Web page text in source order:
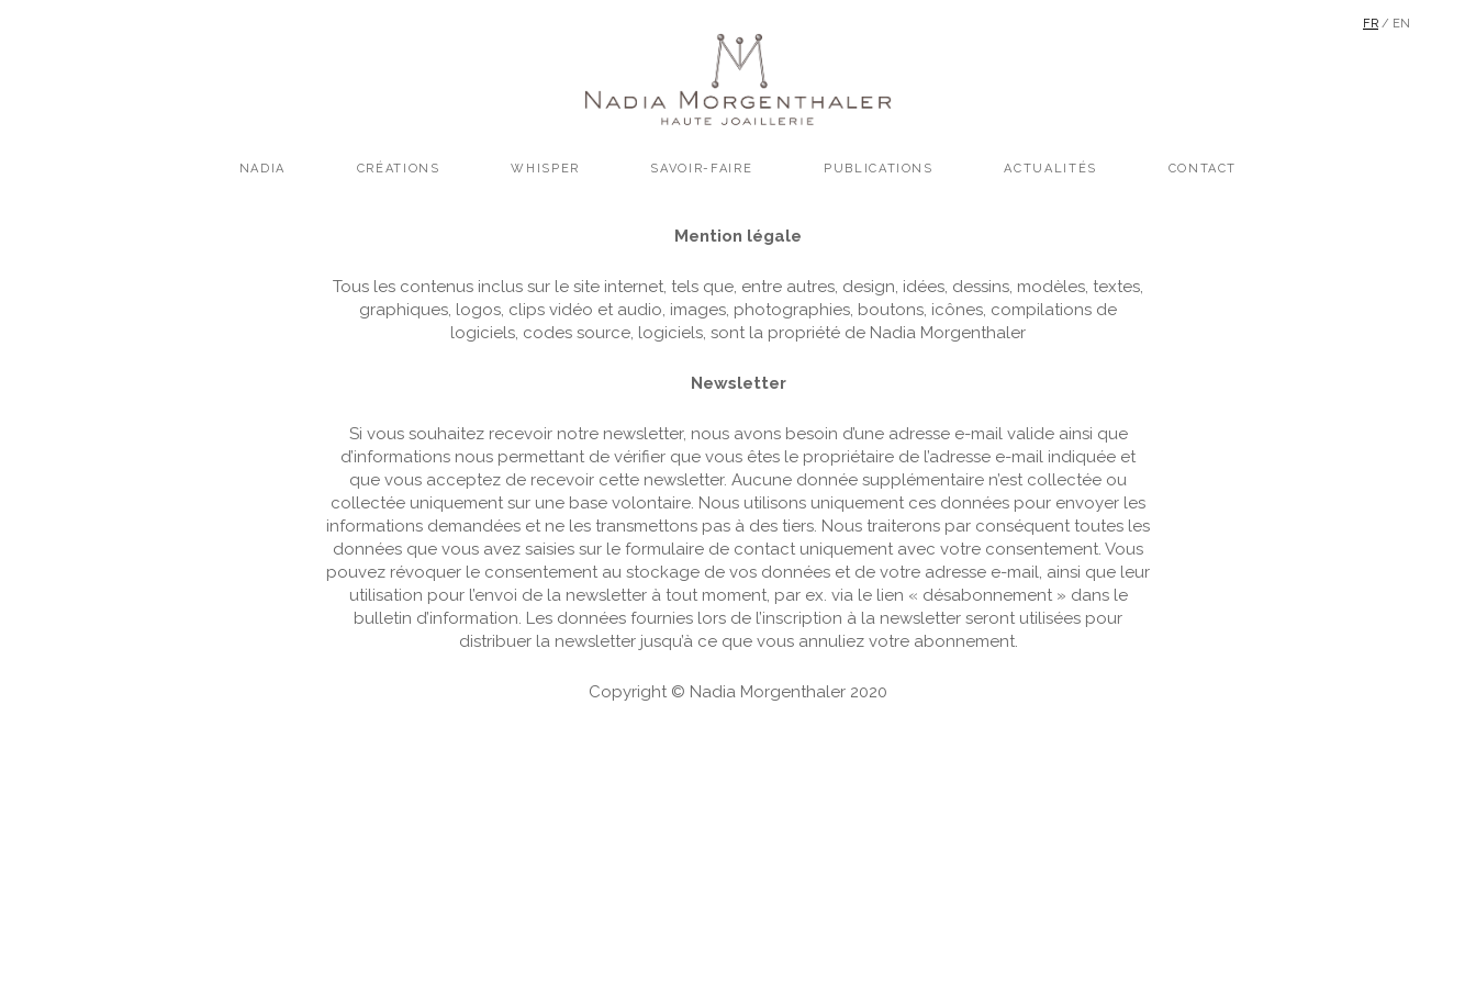
FR / EN
NADIA CRÉATIONS WHISPER SAVOIR-FAIRE PUBLICATIONS ACTUALITÉS CONTACT
Mention légale
Tous les contenus inclus sur le site internet, tels que, entre autres, design, idées, dessins, modèles, textes,
graphiques, logos, clips vidéo et audio, images, photographies, boutons, icônes, compilations de
logiciels, codes source, logiciels, sont la propriété de Nadia Morgenthaler
Newsletter
Si vous souhaitez recevoir notre newsletter, nous avons besoin d’une adresse e-mail valide ainsi que
d’informations nous permettant de vérifier que vous êtes le propriétaire de l’adresse e-mail indiquée et
que vous acceptez de recevoir cette newsletter. Aucune donnée supplémentaire n’est collectée ou
collectée uniquement sur une base volontaire. Nous utilisons uniquement ces données pour envoyer les
informations demandées et ne les transmettons pas à des tiers. Nous traiterons par conséquent toutes les
données que vous avez saisies sur le formulaire de contact uniquement avec votre consentement. Vous
pouvez révoquer le consentement au stockage de vos données et de votre adresse e-mail, ainsi que leur
utilisation pour l’envoi de la newsletter à tout moment, par ex. via le lien « désabonnement » dans le
bulletin d’information. Les données fournies lors de l’inscription à la newsletter seront utilisées pour
distribuer la newsletter jusqu’à ce que vous annuliez votre abonnement.
Copyright © Nadia Morgenthaler 2020